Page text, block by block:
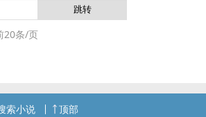
时候这么“所以她为什么这么坚定的说我们是同
友，疑惑的问出声。?TIP:下架文重发，不收
。
蜜还撺掇她趁热喝……窝囊的她26岁生日只许
愿，视她如无物大哥薛权突然提着行李住进了
想看高大上，大女主搞权谋的小伙伴，建议赶
求别上纲上线。?四、结局【不出意外】是
不了NP题材……?笔者努力保持周更【5】的更
出差也很多，所以不更新的日子就是在搬砖搞
20条/页
索小说 顶部